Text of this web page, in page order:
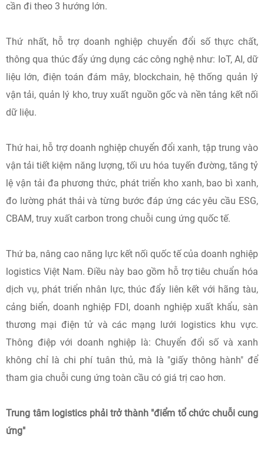
cần đi theo 3 hướng lớn.
Thứ nhất, hỗ trợ doanh nghiệp chuyển đổi số thực chất,
thông qua thúc đẩy ứng dụng các công nghệ như: IoT, AI, dữ
liệu lớn, điện toán đám mây, blockchain, hệ thống quản lý
vận tải, quản lý kho, truy xuất nguồn gốc và nền tảng kết nối
dữ liệu.
Thứ hai, hỗ trợ doanh nghiệp chuyển đổi xanh, tập trung vào
vận tải tiết kiệm năng lượng, tối ưu hóa tuyến đường, tăng tỷ
lệ vận tải đa phương thức, phát triển kho xanh, bao bì xanh,
đo lường phát thải và từng bước đáp ứng các yêu cầu ESG,
CBAM, truy xuất carbon trong chuỗi cung ứng quốc tế.
Thứ ba, nâng cao năng lực kết nối quốc tế của doanh nghiệp
logistics Việt Nam. Điều này bao gồm hỗ trợ tiêu chuẩn hóa
dịch vụ, phát triển nhân lực, thúc đẩy liên kết với hãng tàu,
cảng biển, doanh nghiệp FDI, doanh nghiệp xuất khẩu, sàn
thương mại điện tử và các mạng lưới logistics khu vực.
Thông điệp với doanh nghiệp là: Chuyển đổi số và xanh
không chỉ là chi phí tuân thủ, mà là "giấy thông hành" để
tham gia chuỗi cung ứng toàn cầu có giá trị cao hơn.
Trung tâm logistics phải trở thành "điểm tổ chức chuỗi cung
ứng"